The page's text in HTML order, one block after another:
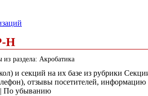
Н
раздела: Акробатика
и секций на их базе из рубрики
отзывы посетителей, информацию
| По убыванию